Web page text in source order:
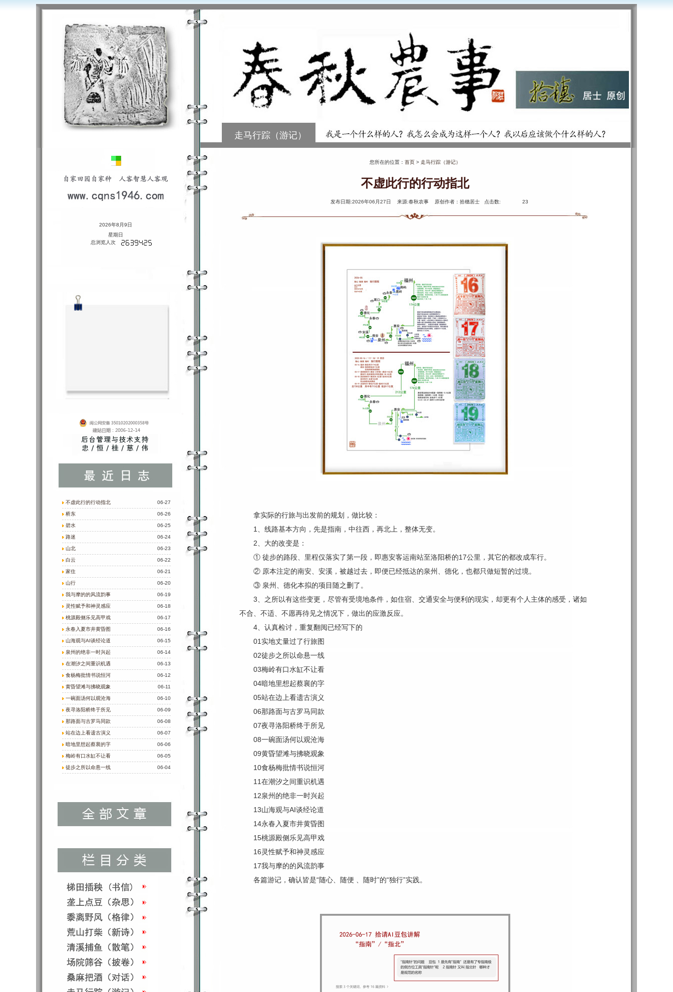
走马行踪（游记）
2026年8月9日
星期日
总浏览人次
06-27
不虚此行的行动指北
06-26
桥东
06-25
碧水
06-24
路迷
06-23
山北
06-22
白云
06-21
家住
06-20
山行
06-19
我与摩的的风流韵事
06-18
灵性赋予和神灵感应
06-17
桃源殿侧乐见高甲戏
06-16
永春入夏市井黄昏图
06-15
山海观与AI谈经论道
06-14
泉州的绝非一时兴起
06-13
在潮汐之间重识机遇
06-12
食杨梅批情书说恒河
06-11
黄昏望滩与拂晓观象
06-10
一碗面汤何以观沧海
06-09
夜寻洛阳桥终于所见
06-08
那路面与古罗马同款
06-07
站在边上看遗古演义
06-06
暗地里想起蔡襄的字
06-05
梅岭有口水缸不让看
06-04
徒步之所以命悬一线
您所在的位置： 首页 > 走马行踪（游记）
不虚此行的行动指北
发布日期:2026年06月27日 来源:春秋农事 原创作者：拾穗居士 点击数: 23
拿实际的行旅与出发前的规划，做比较：
1、线路基本方向，先是指南，中往西，再北上，整体无变。
2、大的改变是：
① 徒步的路段、里程仅落实了第一段，即惠安客运南站至洛阳桥的17公里，其它的都改成车行。
② 原本注定的南安、安溪，被越过去，即便已经抵达的泉州、德化，也都只做短暂的过境。
③ 泉州、德化本拟的项目随之删了。
3、之所以有这些变更，尽管有受境地条件，如住宿、交通安全与便利的现实，却更有个人主体的感受，诸如
不合、不适、不愿再待见之情况下，做出的应激反应。
4、认真检讨，重复翻阅已经写下的
01实地丈量过了行旅图
02徒步之所以命悬一线
03梅岭有口水缸不让看
04暗地里想起蔡襄的字
05站在边上看遗古演义
06那路面与古罗马同款
07夜寻洛阳桥终于所见
08一碗面汤何以观沧海
09黄昏望滩与拂晓观象
10食杨梅批情书说恒河
11在潮汐之间重识机遇
12泉州的绝非一时兴起
13山海观与AI谈经论道
14永春入夏市井黄昏图
15桃源殿侧乐见高甲戏
16灵性赋予和神灵感应
17我与摩的的风流韵事
各篇游记，确认皆是“随心、随便 、随时”的“独行”实践。